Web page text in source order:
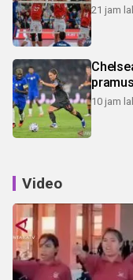
21 jam
10 jam
Video